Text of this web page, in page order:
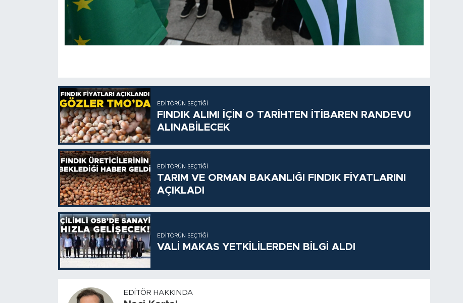
EDITÖRÜN SEÇTIĞI
FINDIK ALIMI İÇİN O TARİHTEN İTİBAREN RANDEVU
ALINABİLECEK
EDITÖRÜN SEÇTIĞI
TARIM VE ORMAN BAKANLIĞI FINDIK FİYATLARINI
AÇIKLADI
EDITÖRÜN SEÇTIĞI
VALİ MAKAS YETKİLİLERDEN BİLGİ ALDI
EDITÖR HAKKINDA